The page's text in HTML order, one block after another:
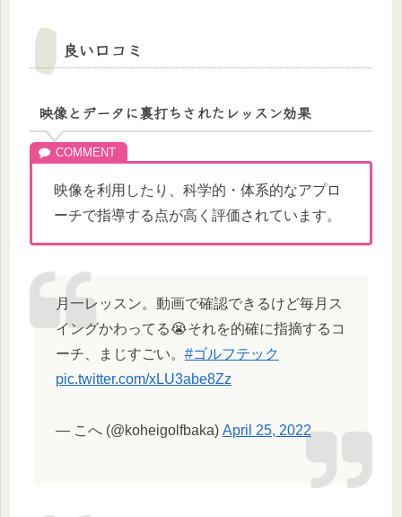
良い口コミ
映像とデータに裏打ちされたレッスン効果
映像を利用したり、科学的・体系的なアプロ
ーチで指導する点が高く評価されています。
月一レッスン。動画で確認できるけど毎月ス
イングかわってる😭それを的確に指摘するコ
ーチ、まじすごい。 #ゴルフテック
pic.twitter.com/xLU3abe8Zz
— こへ (@koheigolfbaka) April 25, 2022